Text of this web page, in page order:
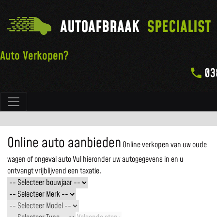
Hoofdnavigatie
AUTOAFBRAAK SPECIALIST
Auto Verkopen?
Online auto aanbieden Online verkopen van uw oude
wagen of ongeval autoVul hieronder uw autogegevens in en u
ontvangt vrijblijvend een taxatie.